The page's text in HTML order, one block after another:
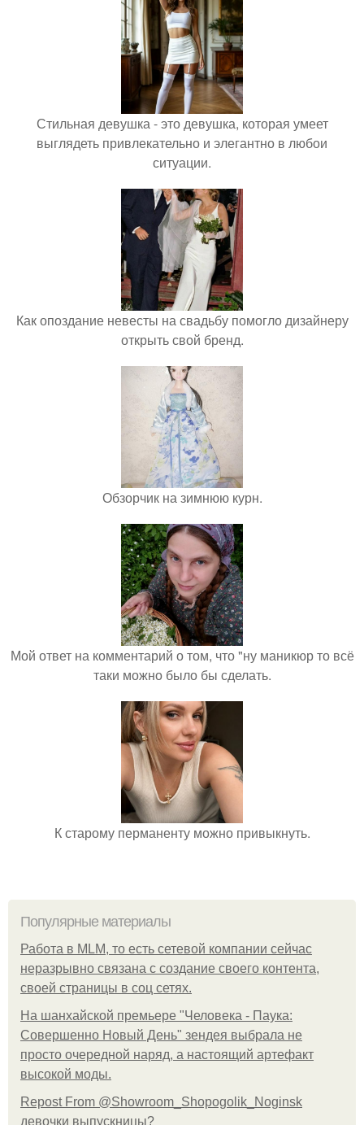
Стильная девушка - это девушка, которая умеет
выглядеть привлекательно и элегантно в любои
ситуации.
Как опоздание невесты на свадьбу помогло дизайнеру
открыть свой бренд.
Обзорчик на зимнюю курн.
Мой ответ на комментарий о том, что "ну маникюр то всё
таки можно было бы сделать.
К старому перманенту можно привыкнуть.
Популярные материалы
Работа в MLM, то есть сетевой компании сейчас
неразрывно связана с создание своего контента,
своей страницы в соц сетях.
На шанхайской премьере "Человека - Паука:
Совершенно Новый День" зендея выбрала не
просто очередной наряд, а настоящий артефакт
высокой моды.
Repost From @Showroom_Shopogolik_Noginsk
девочки выпускницы?